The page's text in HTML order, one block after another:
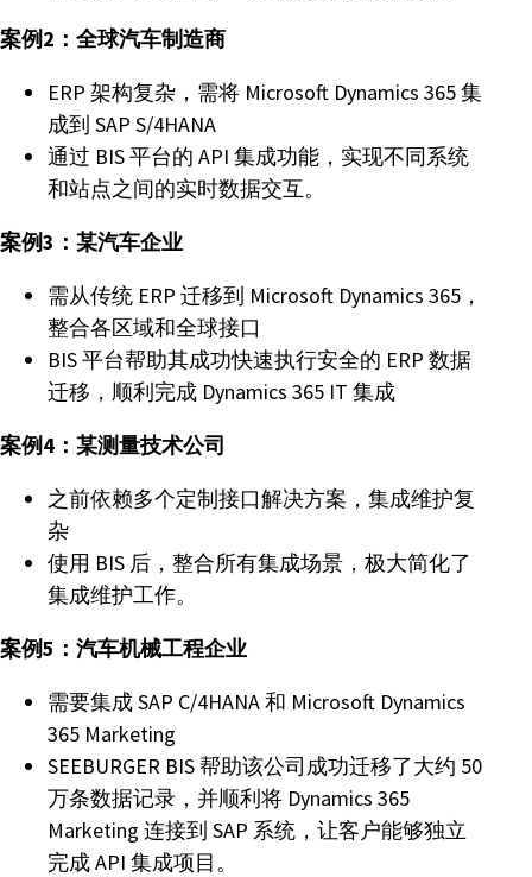
案例2：全球汽车制造商
ERP 架构复杂，需将 Microsoft Dynamics 365 集
成到 SAP S/4HANA
通过 BIS 平台的 API 集成功能，实现不同系统
和站点之间的实时数据交互。
案例3：某汽车企业
需从传统 ERP 迁移到 Microsoft Dynamics 365，
整合各区域和全球接口
BIS 平台帮助其成功快速执行安全的 ERP 数据
迁移，顺利完成 Dynamics 365 IT 集成
案例4：某测量技术公司
之前依赖多个定制接口解决方案，集成维护复
杂
使用 BIS 后，整合所有集成场景，极大简化了
集成维护工作。
案例5：汽车机械工程企业
需要集成 SAP C/4HANA 和 Microsoft Dynamics
365 Marketing
SEEBURGER BIS 帮助该公司成功迁移了大约 50
万条数据记录，并顺利将 Dynamics 365
Marketing 连接到 SAP 系统，让客户能够独立
完成 API 集成项目。